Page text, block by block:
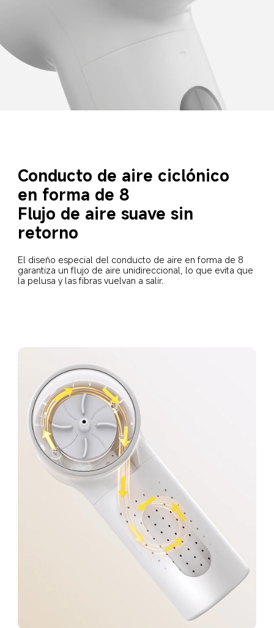
Conducto de aire ciclónico
en forma de 8
Flujo de aire suave sin
retorno
El diseño especial del conducto de aire en forma de 8
garantiza un flujo de aire unidireccional, lo que evita que
la pelusa y las fibras vuelvan a salir.